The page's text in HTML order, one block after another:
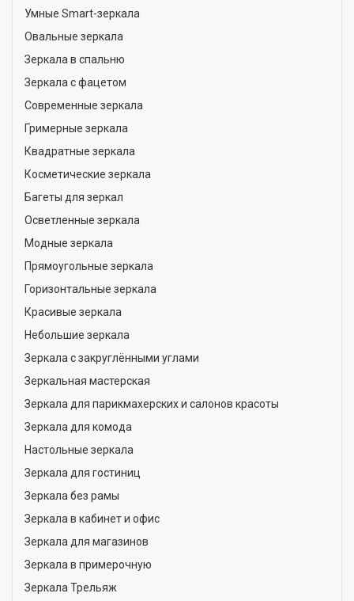
Умные Smart-зеркала
Овальные зеркала
Зеркала в спальню
Зеркала с фацетом
Современные зеркала
Гримерные зеркала
Квадратные зеркала
Косметические зеркала
Багеты для зеркал
Осветленные зеркала
Модные зеркала
Прямоугольные зеркала
Горизонтальные зеркала
Красивые зеркала
Небольшие зеркала
Зеркала с закруглёнными углами
Зеркальная мастерская
Зеркала для парикмахерских и салонов красоты
Зеркала для комода
Настольные зеркала
Зеркала для гостиниц
Зеркала без рамы
Зеркала в кабинет и офис
Зеркала для магазинов
Зеркала в примерочную
Зеркала Трельяж